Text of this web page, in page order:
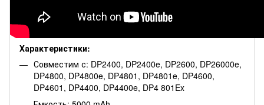
Характеристики:
Совместим с: DP2400, DP2400e, DP2600, DP26000e,
DP4800, DP4800e, DP4801, DP4801e, DP4600,
DP4601, DP4400, DP4400e, DP4 801Ex